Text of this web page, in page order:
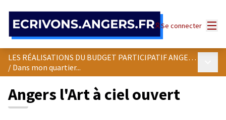
Se connecter
LES RÉALISATIONS DU BUDGET PARTICIPATIF ANGEVIN
/ Dans mon quartier...
Angers l'Art à ciel ouvert